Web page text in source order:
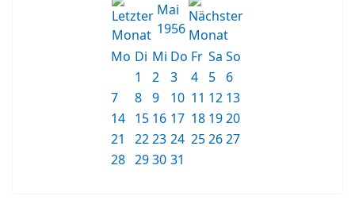
Mai
1956
Mo Di Mi Do Fr Sa So
1
2 3 4 5
6
7
8 9 10 11 12 13
14 15 16 17 18 1920
21
2223 24 252627
28 2930 31